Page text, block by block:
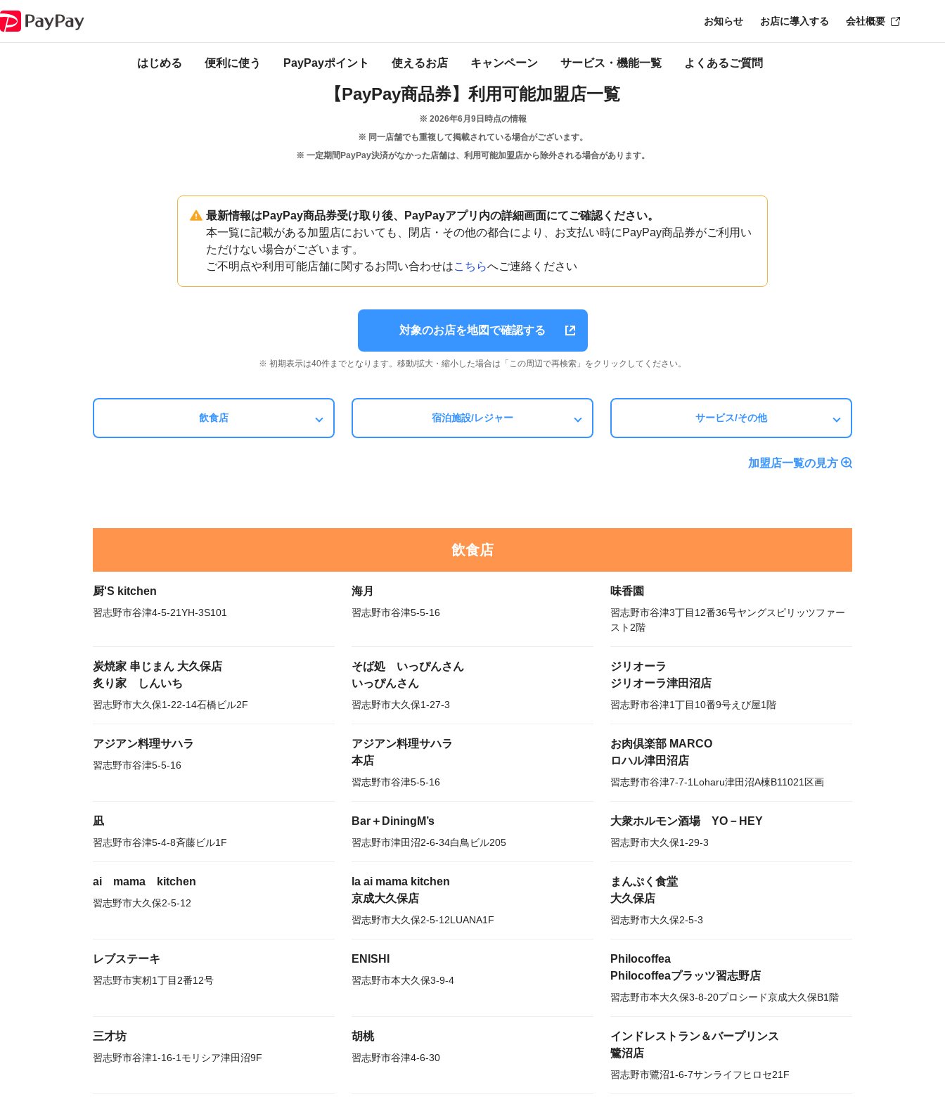
はじめる 便利に使う PayPayポイント 使えるお店 キャンペーン サービス・機能一覧 よくあるご質問
お知らせ お店に導入する 会社概要
千葉県 習志野市
【PayPay商品券】利用可能加盟店一覧
※ 2026年6月9日 時点の情報
※ 同一店舗でも重複して掲載されている場合がございます。
※ 一定期間PayPay決済がなかった店舗は、利用可能加盟店から除外される場合があります。
最新情報はPayPay商品券受け取り後、PayPayアプリ内の詳細画面にてご確認ください。
本一覧に記載がある加盟店においても、閉店・その他の都合により、お支払い時にPayPay商品券がご利用い
ただけない場合がございます。
ご不明点や利用可能店舗に関するお問い合わせはこちらへご連絡ください
対象のお店を地図で確認する
※ 初期表示は40件までとなります。移動/拡大・縮小した場合は「この周辺で再検索」をクリックしてください。
飲食店 宿泊施設/レジャー サービス/その他
加盟店一覧の見方
飲食店
厨'S kitchen
習志野市谷津4-5-21YH-3S101
海月
習志野市谷津5-5-16
味香園
習志野市谷津3丁目12番36号ヤングスピリッツファー
スト2階
炭焼家 串じまん 大久保店
炙り家 しんいち
習志野市大久保1-22-14石橋ビル2F
そば処 いっぴんさん
いっぴんさん
習志野市大久保1-27-3
ジリオーラ
ジリオーラ津田沼店
習志野市谷津1丁目10番9号えび屋1階
アジアン料理サハラ
習志野市谷津5-5-16
アジアン料理サハラ
本店
習志野市谷津5-5-16
お肉倶楽部 MARCO
ロハル津田沼店
習志野市谷津7-7-1Loharu津田沼A棟B11021区画
凪
習志野市谷津5-4-8斉藤ビル1F
Bar＋DiningM’s
習志野市津田沼2-6-34白鳥ビル205
大衆ホルモン酒場 YO－HEY
習志野市大久保1-29-3
ai mama kitchen
習志野市大久保2-5-12
la ai mama kitchen
京成大久保店
習志野市大久保2-5-12LUANA1F
まんぷく食堂
大久保店
習志野市大久保2-5-3
レブステーキ
習志野市実籾1丁目2番12号
ENISHI
習志野市本大久保3-9-4
Philocoffea
Philocoffeaプラッツ習志野店
習志野市本大久保3-8-20プロシード京成大久保B1階
三才坊
習志野市谷津1-16-1モリシア津田沼9F
胡桃
習志野市谷津4-6-30
インドレストラン＆バープリンス
鷺沼店
習志野市鷺沼1-6-7サンライフヒロセ21F